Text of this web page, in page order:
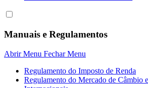
Manuais e Regulamentos
Abrir Menu Fechar Menu
Regulamento do Imposto de Renda
Regulamento do Mercado de Câmbio